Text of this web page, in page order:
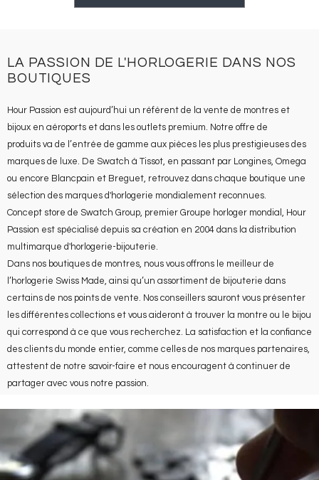
LA PASSION DE L'HORLOGERIE DANS NOS
BOUTIQUES
Hour Passion est aujourd’hui un référent de la vente de montres et
bijoux en aéroports et dans les outlets premium. Notre offre de
produits va de l’entrée de gamme aux pièces les plus prestigieuses des
marques de luxe. De Swatch à Tissot, en passant par Longines, Omega
ou encore Blancpain et Breguet, retrouvez dans chaque boutique une
sélection des marques d'horlogerie mondialement reconnues.
Concept store de Swatch Group, premier Groupe horloger mondial, Hour
Passion est spécialisé depuis sa création en 2004 dans la distribution
multimarque d'horlogerie-bijouterie.
Dans nos boutiques de montres, nous vous offrons le meilleur de
l’horlogerie Swiss Made, ainsi qu’un assortiment de bijouterie dans
certains de nos points de vente. Nos conseillers sauront vous présenter
les différentes collections et vous aideront à trouver la montre ou le bijou
qui correspond à ce que vous recherchez. La satisfaction et la confiance
des clients du monde entier, comme celles de nos marques partenaires,
attestent de notre savoir-faire et nous encouragent à continuer de
partager avec vous notre passion.